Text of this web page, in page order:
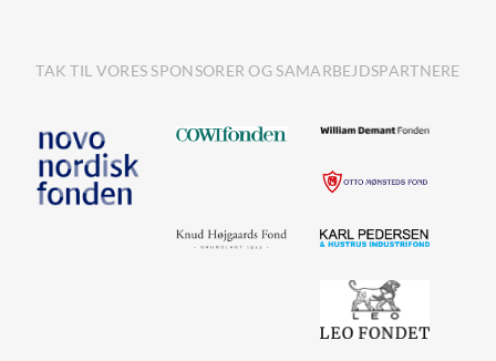
TAK TIL VORES SPONSORER OG SAMARBEJDSPARTNERE